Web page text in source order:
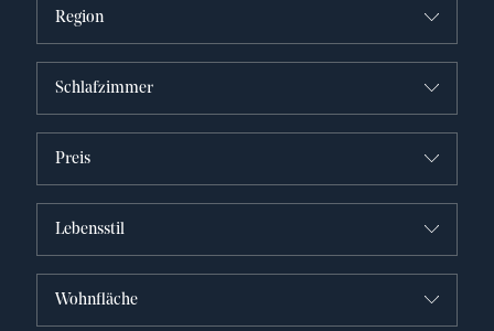
Region
Schlafzimmer
Preis
Lebensstil
Wohnfläche